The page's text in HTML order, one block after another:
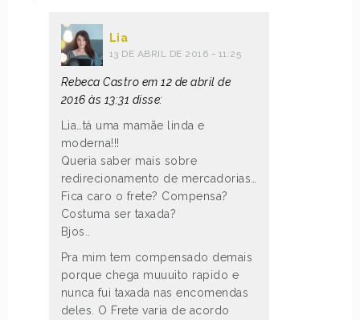
Lia
13 DE ABRIL DE 2016 - 11:25
Rebeca Castro em 12 de abril de
2016 às 13:31 disse:
Lia…tá uma mamãe linda e
moderna!!!
Queria saber mais sobre
redirecionamento de mercadorias…
Fica caro o frete? Compensa?
Costuma ser taxada?
Bjos..
Pra mim tem compensado demais
porque chega muuuito rapido e
nunca fui taxada nas encomendas
deles. O Frete varia de acordo